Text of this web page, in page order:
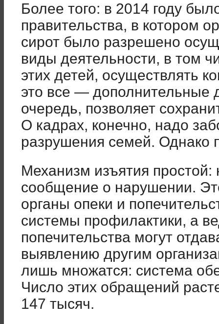
Более того: в 2014 году
правительства, в котором
сирот было разрешено
виды деятельности, в том
этих детей, осуществлять
это все — дополнительные
очередь, позволяет
О кадрах, конечно, надо
разрушения семей. Однако
Механизм изъятия простой:
сообщение о нарушении.
органы опеки и
системы профилактики, а
попечительства могут
выявлению другим
лишь множатся: система
Число этих обращений
147 тысяч.